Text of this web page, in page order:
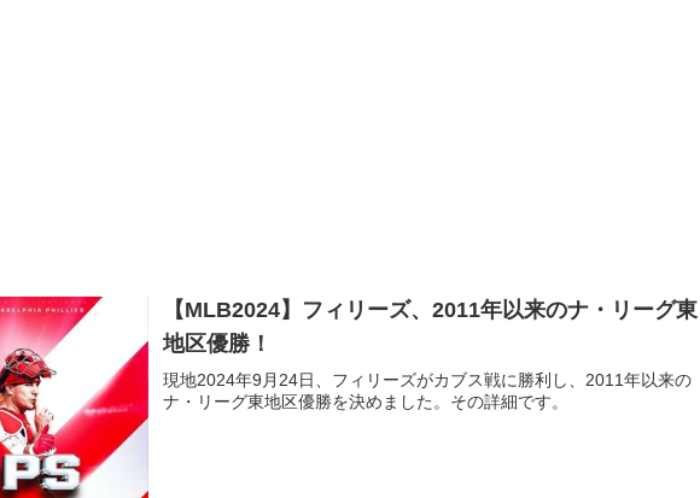
【MLB2024】フィリーズ、2011年以来のナ・リーグ東
地区優勝！
現地2024年9月24日、フィリーズがカブス戦に勝利し、2011年以来の
ナ・リーグ東地区優勝を決めました。その詳細です。